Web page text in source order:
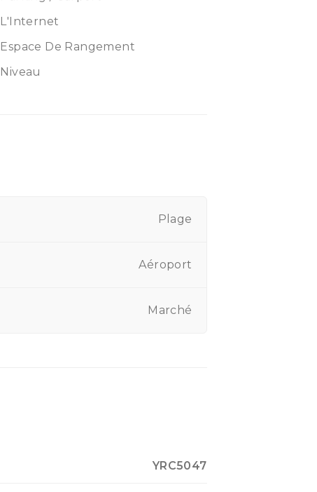
L'Internet
Espace De Rangement
Niveau
Plage
Aéroport
Marché
YRC5047